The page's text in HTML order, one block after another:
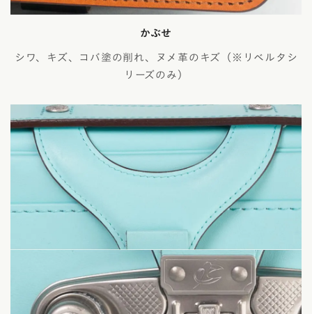
かぶせ
シワ、キズ、コバ塗の削れ、ヌメ革のキズ（※リベルタシ
リーズのみ）